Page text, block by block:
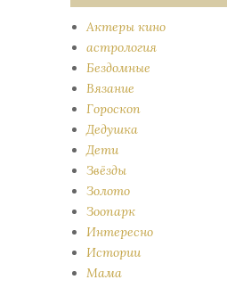
Актеры кино
астрология
Бездомные
Вязание
Гороскоп
Дедушка
Дети
Звёзды
Золото
Зоопарк
Интересно
Истории
Мама